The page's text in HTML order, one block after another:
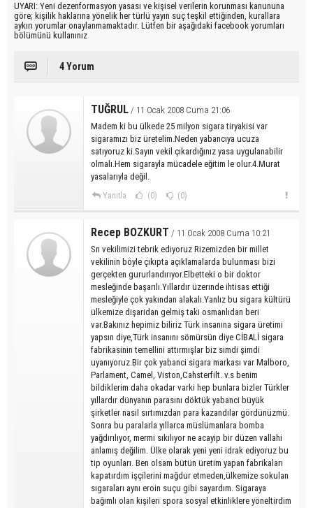
UYARI: Yeni dezenformasyon yasası ve kişisel verilerin korunması kanununa
göre; kişilik haklarına yönelik her türlü yayın suç teşkil ettiğinden, kurallara
aykırı yorumlar onaylanmamaktadır. Lütfen bir aşağıdaki facebook yorumları
bölümünü kullanınız
4 Yorum
TUĞRUL / 11 Ocak 2008 Cuma 21:06
Madem ki bu ülkede 25 milyon sigara tiryakisi var
sigaramızı biz üretelim.Neden yabancıya ucuza
satıyoruz ki.Sayın vekil çıkardığınız yasa uygulanabilir
olmalı.Hem sigarayla mücadele eğitim le olur.4.Murat
yasalarıyla değil.
Yanıtla (0) (0)
Recep BOZKURT / 11 Ocak 2008 Cuma 10:21
Sn vekilimizi tebrik ediyoruz Rizemizden bir millet
vekilinin böyle çıkıpta açıklamalarda bulunması bizi
gerçekten gururlandırıyor.Elbetteki o bir doktor
mesleğinde başarılı.Yıllardır üzerınde ihtisas ettiği
mesleğiyle çok yakından alakalı.Yanlız bu sigara kültürü
ülkemize dişaridan gelmiş taki osmanlıdan beri
var.Bakınız hepimiz biliriz Türk insanına sigara üretimi
yapsın diye,Türk insanını sömürsün diye CİBALİ sigara
fabrikasinin temellini attırmışlar biz simdi şimdi
uyanıyoruz.Bir çok yabanci sigara markası var Malboro,
Parlament, Camel, Viston,Cahsterfilt. v.s benim
bildiklerim daha okadar varki hep bunlara bizler Türkler
yıllardır dünyanın parasını döktük yabanci büyük
şirketler nasil sırtımızdan para kazandılar gördünüzmü.
Sonra bu paralarla yıllarca müslümanlara bomba
yağdırılıyor, mermi sıkılıyor ne acayip bir düzen vallahi
anlamış değilim. Ülke olarak yeni yeni idrak ediyoruz bu
tip oyunları. Ben olsam bütün üretim yapan fabrikaları
kapatırdım işçilerini mağdur etmeden,ülkemize sokulan
sıgaraları aynı eroin suçu gibi sayardım. Sigaraya
bağımlı olan kışileri spora sosyal etkinliklere yöneltirdim